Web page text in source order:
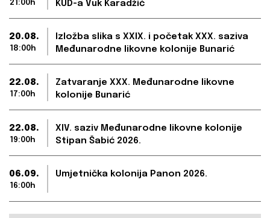
21:00h
KUD-a Vuk Karadžić
20.08.
18:00h
Izložba slika s XXIX. i početak XXX. saziva
Međunarodne likovne kolonije Bunarić
22.08.
17:00h
Zatvaranje XXX. Međunarodne likovne
kolonije Bunarić
22.08.
19:00h
XIV. saziv Međunarodne likovne kolonije
Stipan Šabić 2026.
06.09.
16:00h
Umjetnička kolonija Panon 2026.